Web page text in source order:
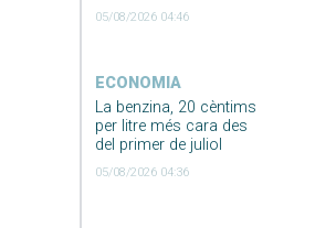
05/08/2026 04:46
ECONOMIA
La benzina, 20 cèntims
per litre més cara des
del primer de juliol
05/08/2026 04:36